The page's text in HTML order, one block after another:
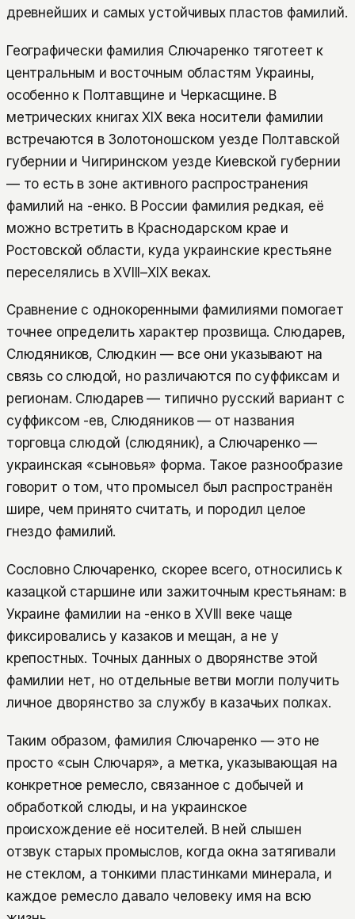
древнейших и самых устойчивых пластов фамилий.
Географически фамилия Слючаренко тяготеет к
центральным и восточным областям Украины,
особенно к Полтавщине и Черкасщине. В
метрических книгах XIX века носители фамилии
встречаются в Золотоношском уезде Полтавской
губернии и Чигиринском уезде Киевской губернии
— то есть в зоне активного распространения
фамилий на -енко. В России фамилия редкая, её
можно встретить в Краснодарском крае и
Ростовской области, куда украинские крестьяне
переселялись в XVIII–XIX веках.
Сравнение с однокоренными фамилиями помогает
точнее определить характер прозвища. Слюдарев,
Слюдяников, Слюдкин — все они указывают на
связь со слюдой, но различаются по суффиксам и
регионам. Слюдарев — типично русский вариант с
суффиксом -ев, Слюдяников — от названия
торговца слюдой (слюдяник), а Слючаренко —
украинская «сыновья» форма. Такое разнообразие
говорит о том, что промысел был распространён
шире, чем принято считать, и породил целое
гнездо фамилий.
Сословно Слючаренко, скорее всего, относились к
казацкой старшине или зажиточным крестьянам: в
Украине фамилии на -енко в XVIII веке чаще
фиксировались у казаков и мещан, а не у
крепостных. Точных данных о дворянстве этой
фамилии нет, но отдельные ветви могли получить
личное дворянство за службу в казачьих полках.
Таким образом, фамилия Слючаренко — это не
просто «сын Слючаря», а метка, указывающая на
конкретное ремесло, связанное с добычей и
обработкой слюды, и на украинское
происхождение её носителей. В ней слышен
отзвук старых промыслов, когда окна затягивали
не стеклом, а тонкими пластинками минерала, и
каждое ремесло давало человеку имя на всю